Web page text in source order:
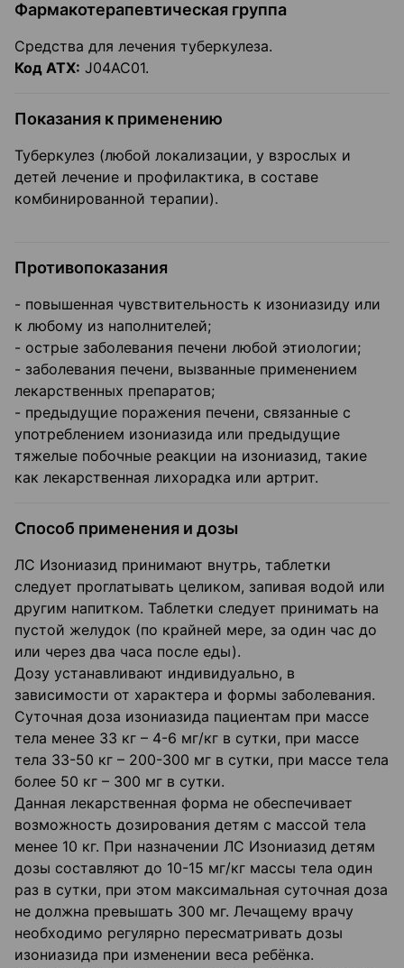
Фармакотерапевтическая группа
Средства для лечения туберкулеза.
Код АТХ: J04AC01.
Показания к применению
Туберкулез (любой локализации, у взрослых и
детей лечение и профилактика, в составе
комбинированной терапии).
Противопоказания
- повышенная чувствительность к изониазиду или
к любому из наполнителей;
- острые заболевания печени любой этиологии;
- заболевания печени, вызванные применением
лекарственных препаратов;
- предыдущие поражения печени, связанные с
употреблением изониазида или предыдущие
тяжелые побочные реакции на изониазид, такие
как лекарственная лихорадка или артрит.
Способ применения и дозы
ЛС Изониазид принимают внутрь, таблетки
следует проглатывать целиком, запивая водой или
другим напитком. Таблетки следует принимать на
пустой желудок (по крайней мере, за один час до
или через два часа после еды).
Дозу устанавливают индивидуально, в
зависимости от характера и формы заболевания.
Суточная доза изониазида пациентам при массе
тела менее 33 кг – 4-6 мг/кг в сутки, при массе
тела 33-50 кг – 200-300 мг в сутки, при массе тела
более 50 кг – 300 мг в сутки.
Данная лекарственная форма не обеспечивает
возможность дозирования детям с массой тела
менее 10 кг. При назначении ЛС Изониазид детям
дозы составляют до 10-15 мг/кг массы тела один
раз в сутки, при этом максимальная суточная доза
не должна превышать 300 мг. Лечащему врачу
необходимо регулярно пересматривать дозы
изониазида при изменении веса ребёнка.